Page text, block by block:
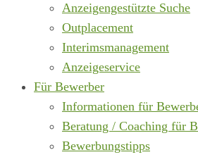
Anzeigengestützte Suche
Outplacement
Interimsmanagement
Anzeigeservice
Für Bewerber
Informationen für
Beratung / Coaching für
Bewerbungstipps